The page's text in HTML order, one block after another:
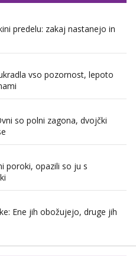
predelu: zakaj nastanejo in
vso pozornost, lepoto
so polni zagona, dvojčki
poroki, opazili so ju s
Ene jih obožujejo, druge jih